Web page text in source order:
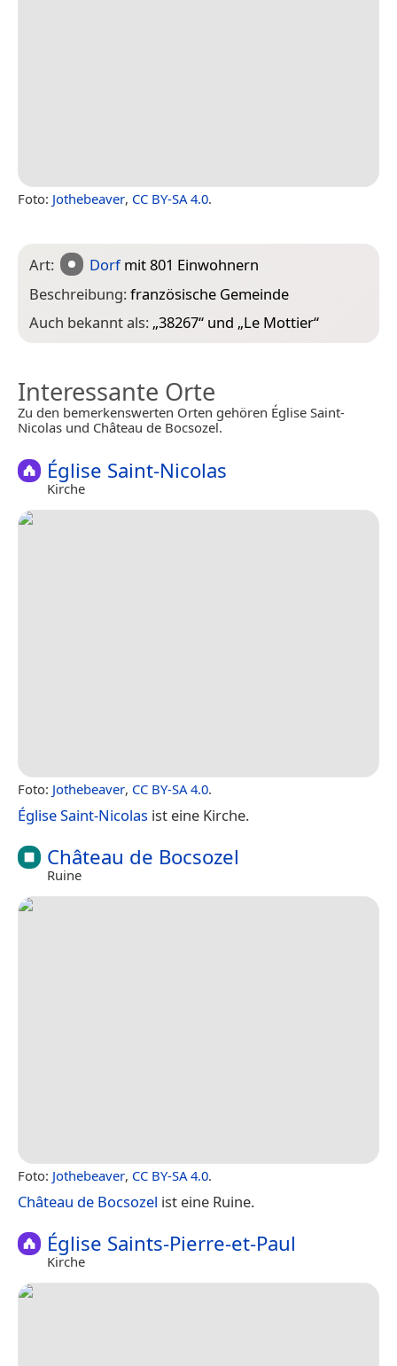
Foto: Jothebeaver, CC BY-SA 4.0.
Art: Dorfmit 801 Einwohnern
Beschreibung:französische Gemeinde
Auch bekannt als: „38267“ und „Le Mottier“
Interessante Orte
Zu den bemerkenswerten Orten gehören Église Saint-
Nicolas und Château de Bocsozel.
Église Saint-Nicolas
Kirche
Foto: Jothebeaver, CC BY-SA 4.0.
Église Saint-Nicolas ist eine Kirche.
Château de Bocsozel
Ruine
Foto: Jothebeaver, CC BY-SA 4.0.
Château de Bocsozel ist eine Ruine.
Église Saints-Pierre-et-Paul
Kirche